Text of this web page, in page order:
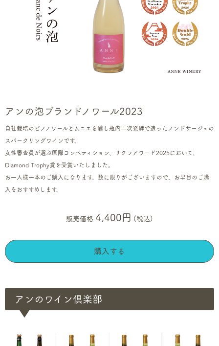
アンの泡ブランドノワール2023
自社栽培のピノノワールとムニエを醸し瓶内二次発酵で造ったノンドサージュの
スパークリングワインです。
女性審査員が選ぶ国際コンペティション、サクラアワード2025において、
Diamond Trophy賞を受賞いたしました。
お一人様一本のご購入になります。数に限りがございますので、お早目のご購
入をおすすめします。
販売価格 4,400円 (税込)
購入する
アンのワイン倶楽部